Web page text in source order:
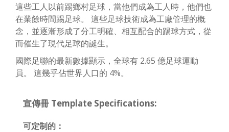
這些工人以前踢鄉村足球，當他們成為工人時，他們也
在業餘時間踢足球。 這些足球技術成為工廠管理的概
念，並逐漸形成了分工明確、相互配合的踢球方式，從
而催生了現代足球的誕生。
國際足聯的最新數據顯示，全球有 2.65 億足球運動
員。 這幾乎佔世界人口的 4%。
宣傳冊 Template Specifications:
可定制的：